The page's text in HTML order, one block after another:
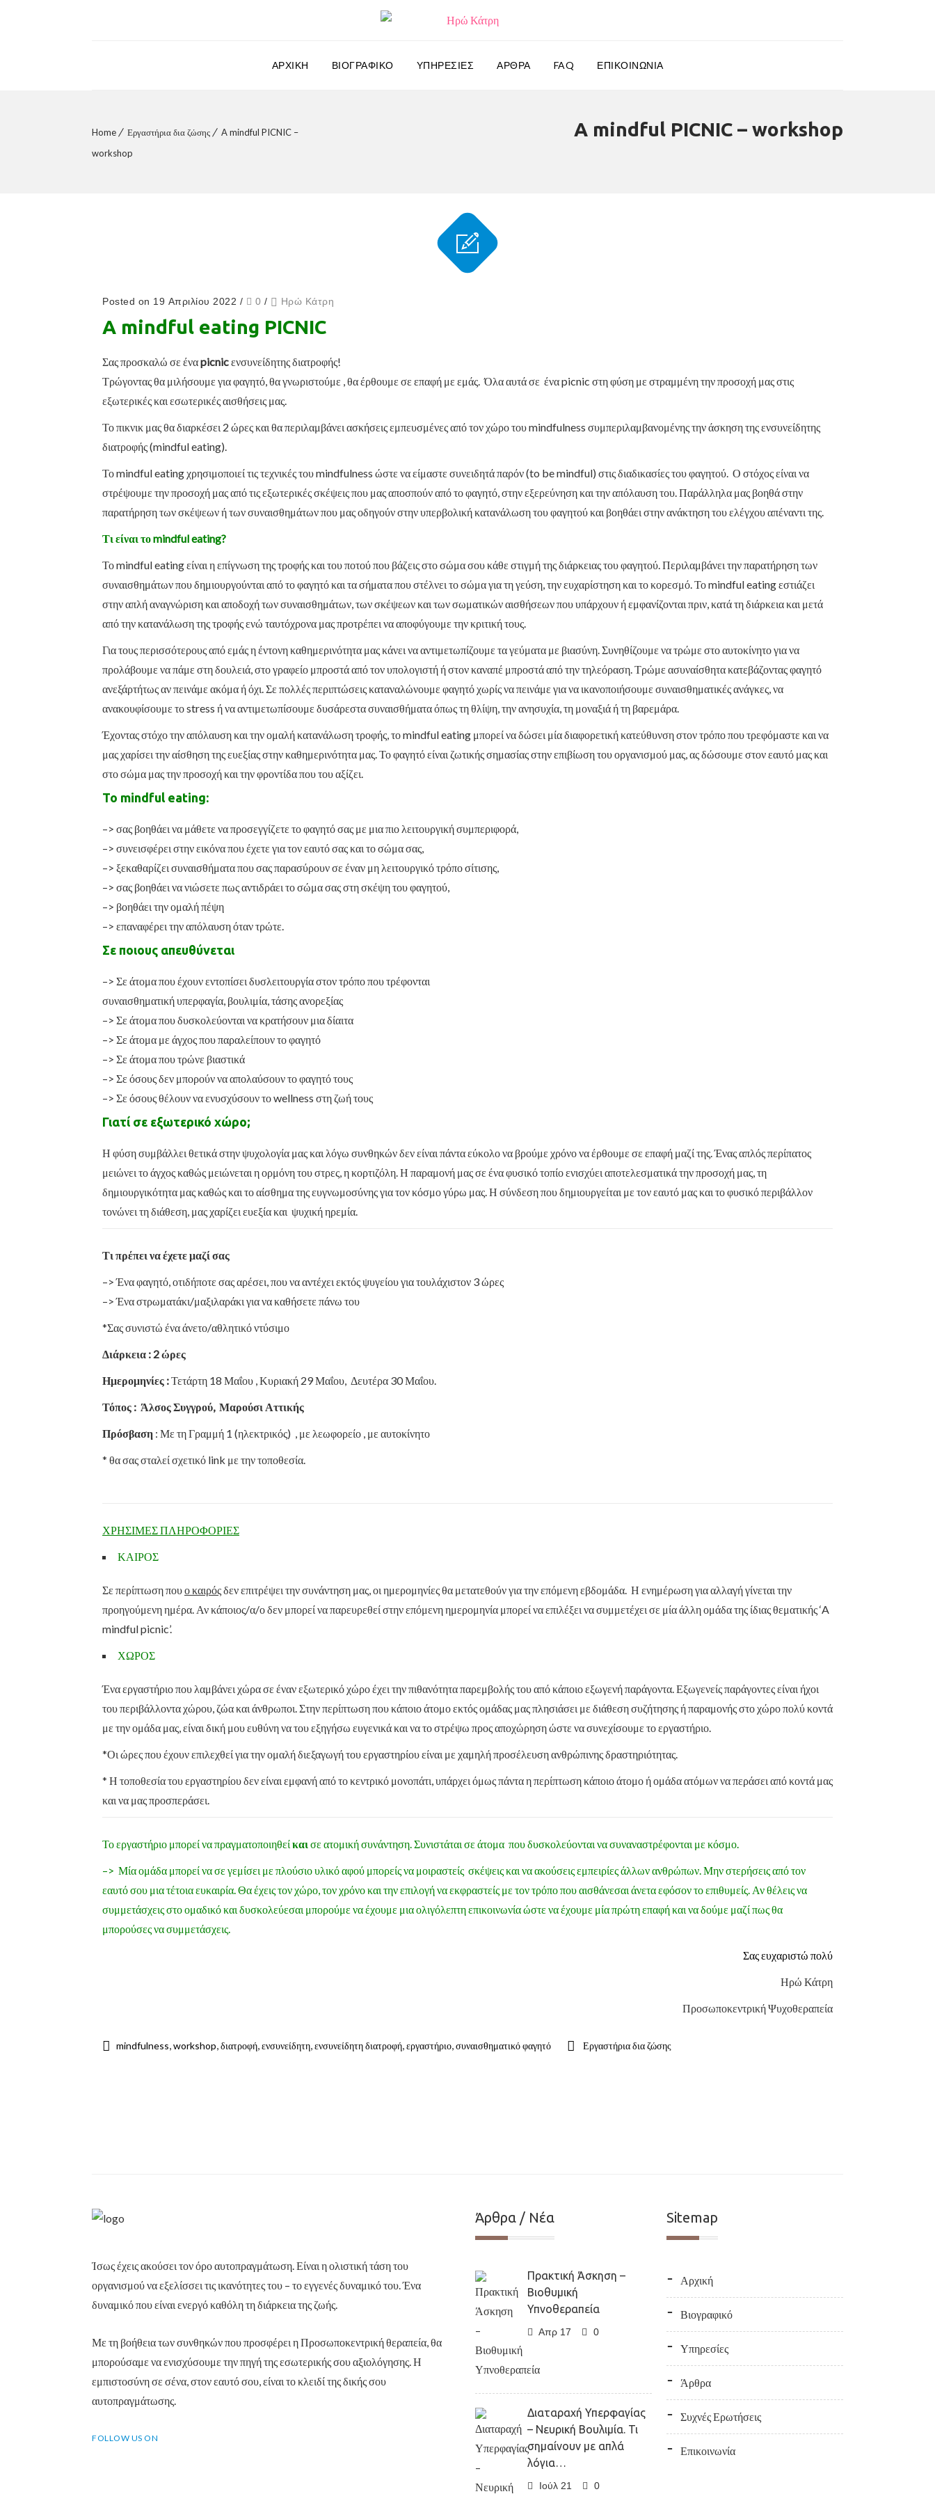
ΑΡΧΙΚΉ ΒΙΟΓΡΑΦΙΚΌ ΥΠΗΡΕΣΊΕΣ ΆΡΘΡΑ FAQ ΕΠΙΚΟΙΝΩΝΊΑ
A mindful PICNIC – workshop
Home Εργαστήρια δια ζώσης
A mindful PICNIC –
workshop
Posted on 19 Απριλίου 2022 / 0 / Ηρώ Κάτρη
A mindful eating PICNIC
Σας προσκαλώ σε έναpicnicενσυνείδητης διατροφής!
Τρώγοντας θα μιλήσουμε για φαγητό, θα γνωριστούμε , θα έρθουμε σε επαφή με εμάς. Όλα αυτά σε ένα picnic στη φύση με στραμμένη την προσοχή μας στις
εξωτερικές και εσωτερικές αισθήσεις μας.
Το πικνικ μας θα διαρκέσει 2 ώρες και θα περιλαμβάνει ασκήσεις εμπευσμένες από τον χώρο του mindfulness συμπεριλαμβανομένης την άσκηση της ενσυνείδητης
διατροφής (mindful eating).
Το mindful eating χρησιμοποιεί τις τεχνικές του mindfulness ώστε να είμαστε συνειδητά παρόν (to be mindful) στις διαδικασίες του φαγητού. Ο στόχος είναι να
στρέψουμε την προσοχή μας από τις εξωτερικές σκέψεις που μας αποσπούν από το φαγητό, στην εξερεύνηση και την απόλαυση του. Παράλληλα μας βοηθά στην
παρατήρηση των σκέψεων ή των συναισθημάτων που μας οδηγούν στην υπερβολική κατανάλωση του φαγητού και βοηθάει στην ανάκτηση του ελέγχου απέναντι της.
Τι είναι το mindful eating?
Το mindful eating είναι η επίγνωση της τροφής και του ποτού που βάζεις στο σώμα σου κάθε στιγμή της διάρκειας του φαγητού. Περιλαμβάνει την παρατήρηση των
συναισθημάτων που δημιουργούνται από το φαγητό και τα σήματα που στέλνει το σώμα για τη γεύση, την ευχαρίστηση και το κορεσμό. Το mindful eating εστιάζει
στην απλή αναγνώριση και αποδοχή των συναισθημάτων, των σκέψεων και των σωματικών αισθήσεων που υπάρχουν ή εμφανίζονται πριν, κατά τη διάρκεια και μετά
από την κατανάλωση της τροφής ενώ ταυτόχρονα μας προτρέπει να αποφύγουμε την κριτική τους.
Για τους περισσότερους από εμάς η έντονη καθημερινότητα μας κάνει να αντιμετωπίζουμε τα γεύματα με βιασύνη. Συνηθίζουμε να τρώμε στο αυτοκίνητο για να
προλάβουμε να πάμε στη δουλειά, στο γραφείο μπροστά από τον υπολογιστή ή στον καναπέ μπροστά από την τηλεόραση. Τρώμε ασυναίσθητα κατεβάζοντας φαγητό
ανεξάρτήτως αν πεινάμε ακόμα ή όχι. Σε πολλές περιπτώσεις καταναλώνουμε φαγητό χωρίς να πεινάμε για να ικανοποιήσουμε συναισθηματικές ανάγκες, να
ανακουφίσουμε το stress ή να αντιμετωπίσουμε δυσάρεστα συναισθήματα όπως τη θλίψη, την ανησυχία, τη μοναξιά ή τη βαρεμάρα.
Έχοντας στόχο την απόλαυση και την ομαλή κατανάλωση τροφής, το mindful eating μπορεί να δώσει μία διαφορετική κατεύθυνση στον τρόπο που τρεφόμαστε και να
μας χαρίσει την αίσθηση της ευεξίας στην καθημερινότητα μας. Το φαγητό είναι ζωτικής σημασίας στην επιβίωση του οργανισμού μας, ας δώσουμε στον εαυτό μας και
στο σώμα μας την προσοχή και την φροντίδα που του αξίζει.
Το mindful eating:
–> σας βοηθάει να μάθετε να προσεγγίζετε το φαγητό σας με μια πιο λειτουργική συμπεριφορά,
–> συνεισφέρει στην εικόνα που έχετε για τον εαυτό σας και το σώμα σας,
–> ξεκαθαρίζει συναισθήματα που σας παρασύρουν σε έναν μη λειτουργικό τρόπο σίτισης,
–> σας βοηθάει να νιώσετε πως αντιδράει το σώμα σας στη σκέψη του φαγητού,
–> βοηθάει την ομαλή πέψη
–> επαναφέρει την απόλαυση όταν τρώτε.
Σε ποιους απευθύνεται
–> Σε άτομα που έχουν εντοπίσει δυσλειτουργία στον τρόπο που τρέφονται
συναισθηματική υπερφαγία, βουλιμία, τάσης ανορεξίας
–> Σε άτομα που δυσκολεύονται να κρατήσουν μια δίαιτα
–> Σε άτομα με άγχος που παραλείπουν το φαγητό
–> Σε άτομα που τρώνε βιαστικά
–> Σε όσους δεν μπορούν να απολαύσουν το φαγητό τους
–> Σε όσους θέλουν να ενυσχύσουν το wellness στη ζωή τους
Γιατί σε εξωτερικό χώρο;
Η φύση συμβάλλει θετικά στην ψυχολογία μας και λόγω συνθηκών δεν είναι πάντα εύκολο να βρούμε χρόνο να έρθουμε σε επαφή μαζί της. Ένας απλός περίπατος
μειώνει το άγχος καθώς μειώνεται η ορμόνη του στρες, η κορτιζόλη. Η παραμονή μας σε ένα φυσικό τοπίο ενισχύει αποτελεσματικά την προσοχή μας, τη
δημιουργικότητα μας καθώς και το αίσθημα της ευγνωμοσύνης για τον κόσμο γύρω μας. Η σύνδεση που δημιουργείται με τον εαυτό μας και το φυσικό περιβάλλον
τονώνει τη διάθεση, μας χαρίζει ευεξία και ψυχική ηρεμία.
Τι πρέπει να έχετε μαζί σας
–> Ένα φαγητό, οτιδήποτε σας αρέσει, που να αντέχει εκτός ψυγείου για τουλάχιστον 3 ώρες
–> Ένα στρωματάκι/μαξιλαράκι για να καθήσετε πάνω του
*Σας συνιστώ ένα άνετο/αθλητικό ντύσιμο
Διάρκεια : 2 ώρες
Ημερομηνίες :Τετάρτη 18 Μαΐου , Κυριακή 29 Μαΐου, Δευτέρα 30 Μαΐου.
Τόπος : Άλσος Συγγρού, Μαρούσι Αττικής
Πρόσβαση : Με τη Γραμμή 1 (ηλεκτρικός) , με λεωφορείο , με αυτοκίνητο
* θα σας σταλεί σχετικό link με την τοποθεσία.
ΧΡΗΣΙΜΕΣ ΠΛΗΡΟΦΟΡΙΕΣ
ΚΑΙΡΟΣ
Σε περίπτωση πουο καιρόςδεν επιτρέψει την συνάντηση μας, οι ημερομηνίες θα μετατεθούν για την επόμενη εβδομάδα. Η ενημέρωση για αλλαγή γίνεται την
προηγούμενη ημέρα. Αν κάποιος/α/ο δεν μπορεί να παρευρεθεί στην επόμενη ημερομηνία μπορεί να επιλέξει να συμμετέχει σε μία άλλη ομάδα της ίδιας θεματικής ‘A
mindful picnic’.
ΧΩΡΟΣ
Ένα εργαστήριο που λαμβάνει χώρα σε έναν εξωτερικό χώρο έχει την πιθανότητα παρεμβολής του από κάποιο εξωγενή παράγοντα. Εξωγενείς παράγοντες είναι ήχοι
του περιβάλλοντα χώρου, ζώα και άνθρωποι. Στην περίπτωση που κάποιο άτομο εκτός ομάδας μας πλησιάσει με διάθεση συζήτησης ή παραμονής στο χώρο πολύ κοντά
με την ομάδα μας, είναι δική μου ευθύνη να του εξηγήσω ευγενικά και να το στρέψω προς αποχώρηση ώστε να συνεχίσουμε το εργαστήριο.
*Οι ώρες που έχουν επιλεχθεί για την ομαλή διεξαγωγή του εργαστηρίου είναι με χαμηλή προσέλευση ανθρώπινης δραστηριότητας.
* Η τοποθεσία του εργαστηρίου δεν είναι εμφανή από το κεντρικό μονοπάτι, υπάρχει όμως πάντα η περίπτωση κάποιο άτομο ή ομάδα ατόμων να περάσει από κοντά μας
και να μας προσπεράσει.
Το εργαστήριο μπορεί να πραγματοποιηθείκαι σε ατομική συνάντηση. Συνιστάται σε άτομα που δυσκολεύονται να συναναστρέφονται με κόσμο.
–> Μία ομάδα μπορεί να σε γεμίσει με πλούσιο υλικό αφού μπορείς να μοιραστείς σκέψεις και να ακούσεις εμπειρίες άλλων ανθρώπων. Μην στερήσεις από τον
εαυτό σου μια τέτοια ευκαιρία. Θα έχεις τον χώρο, τον χρόνο και την επιλογή να εκφραστείς με τον τρόπο που αισθάνεσαι άνετα εφόσον το επιθυμείς. Αν θέλεις να
συμμετάσχεις στο ομαδικό και δυσκολεύεσαι μπορούμε να έχουμε μια ολιγόλεπτη επικοινωνία ώστε να έχουμε μία πρώτη επαφή και να δούμε μαζί πως θα
μπορούσες να συμμετάσχεις.
Σας ευχαριστώ πολύ
Ηρώ Κάτρη
Προσωποκεντρική Ψυχοθεραπεία
mindfulness,workshop,διατροφή,ενσυνείδητη,ενσυνείδητη διατροφή,εργαστήριο,συναισθηματικό φαγητό Εργαστήρια δια ζώσης
Ίσως έχεις ακούσει τον όρο αυτοπραγμάτωση. Είναι η ολιστική τάση του
οργανισμού να εξελίσσει τις ικανότητες του – το εγγενές δυναμικό του. Ένα
δυναμικό που είναι ενεργό καθόλη τη διάρκεια της ζωής.
Με τη βοήθεια των συνθηκών που προσφέρει η Προσωποκεντρική θεραπεία, θα
μπορούσαμε να ενισχύσουμε την πηγή της εσωτερικής σου αξιολόγησης. Η
εμπιστοσύνη σε σένα, στον εαυτό σου, είναι το κλειδί της δικής σου
αυτοπραγμάτωσης.
FOLLOW US ON
Άρθρα / Νέα
Πρακτική Άσκηση –
Βιοθυμική
Υπνοθεραπεία
Απρ 17 0
Διαταραχή Υπερφαγίας
– Νευρική Βουλιμία. Τι
σημαίνουν με απλά
λόγια…
Ιούλ 21 0
Sitemap
Αρχική
Βιογραφικό
Υπηρεσίες
Άρθρα
Συχνές Ερωτήσεις
Επικοινωνία